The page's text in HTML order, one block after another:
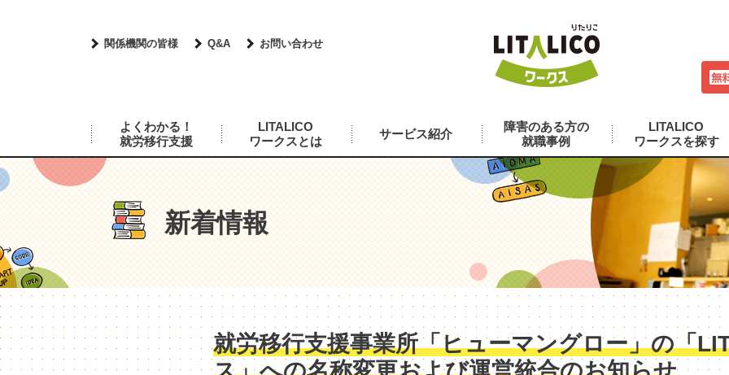
関係機関の皆様 Q&A お問い合わせ
よくわかる！
就労移行支援
LITALICO
ワークスとは
サービス紹介
障害のある方の
就職事例
LITALICO
ワークスを探す
新着情報
就労移行支援事業所「ヒューマングロー」の「